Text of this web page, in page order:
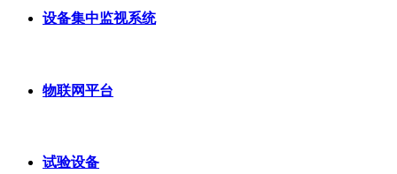
设备集中监视系统
物联网平台
试验设备